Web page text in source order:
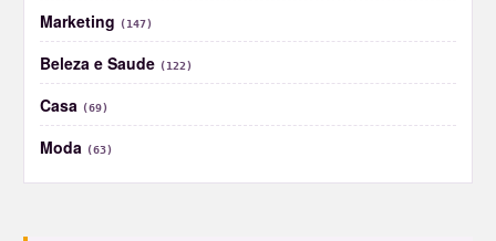
Marketing (147)
Beleza e Saude (122)
Casa (69)
Moda (63)